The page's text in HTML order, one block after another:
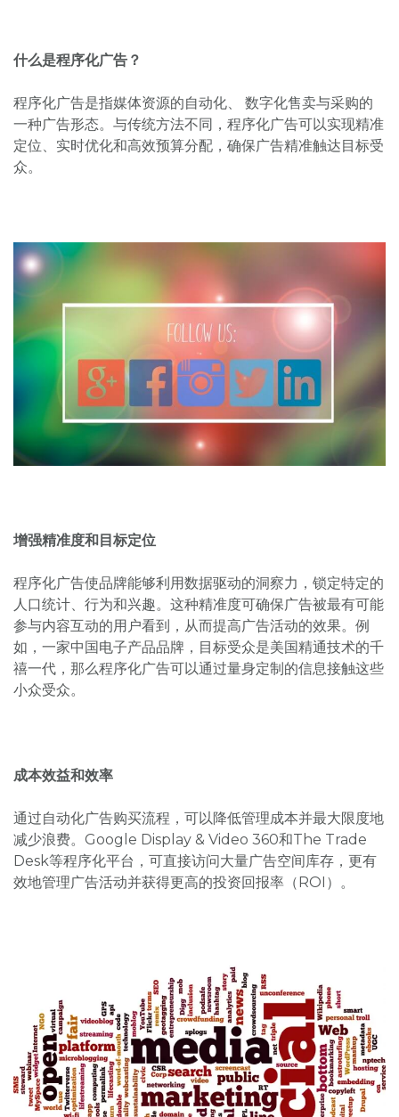
什么是程序化广告？
程序化广告是指媒体资源的自动化、 数字化售卖与采购的
一种广告形态。与传统方法不同，程序化广告可以实现精准
定位、实时优化和高效预算分配，确保广告精准触达目标受
众。
增强精准度和目标定位
程序化广告使品牌能够利用数据驱动的洞察力，锁定特定的
人口统计、行为和兴趣。这种精准度可确保广告被最有可能
参与内容互动的用户看到，从而提高广告活动的效果。例
如，一家中国电子产品品牌，目标受众是美国精通技术的千
禧一代，那么程序化广告可以通过量身定制的信息接触这些
小众受众。
成本效益和效率
通过自动化广告购买流程，可以降低管理成本并最大限度地
减少浪费。Google Display & Video 360和The Trade
Desk等程序化平台，可直接访问大量广告空间库存，更有
效地管理广告活动并获得更高的投资回报率（ROI）。